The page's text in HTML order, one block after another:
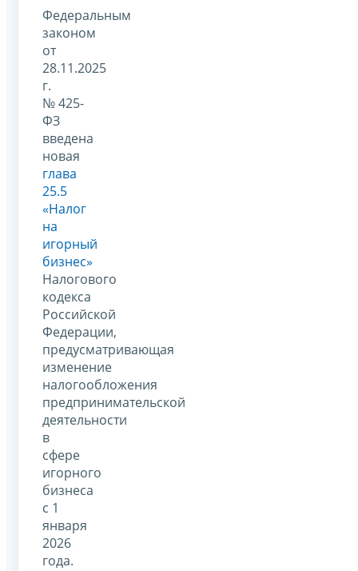
Федеральным
законом
от
28.11.2025
г.
№ 425-
ФЗ
введена
новая
глава
25.5
«Налог
на
игорный
бизнес»
Налогового
кодекса
Российской
Федерации,
предусматривающая
изменение
налогообложения
предпринимательской
деятельности
в
сфере
игорного
бизнеса
с 1
января
2026
года.